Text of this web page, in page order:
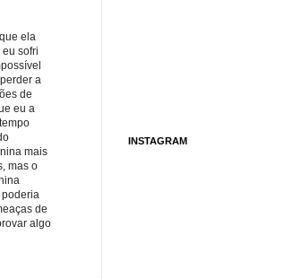
ela
sofri
a
de
eu a
mais
mas o
poderia
de
algo
INSTAGRAM